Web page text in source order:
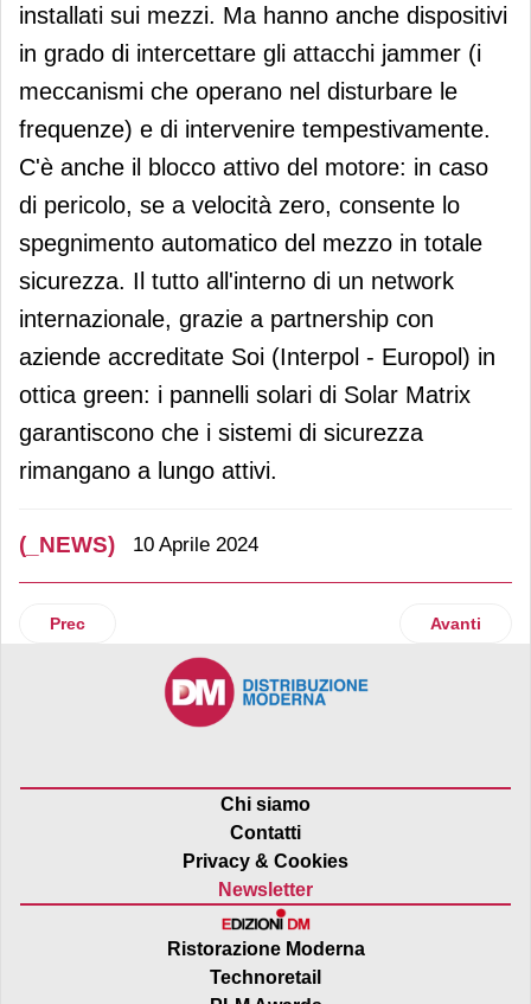
installati sui mezzi. Ma hanno anche dispositivi
in grado di intercettare gli attacchi jammer (i
meccanismi che operano nel disturbare le
frequenze) e di intervenire tempestivamente.
C'è anche il blocco attivo del motore: in caso
di pericolo, se a velocità zero, consente lo
spegnimento automatico del mezzo in totale
sicurezza. Il tutto all'interno di un network
internazionale, grazie a partnership con
aziende accreditate Soi (Interpol - Europol) in
ottica green: i pannelli solari di Solar Matrix
garantiscono che i sistemi di sicurezza
rimangano a lungo attivi.
(_NEWS) 10 Aprile 2024
Articolo precedente: Acqua Sant’Anna inizia un viaggio nel
Prec Articolo
Avanti
Chi siamo
Contatti
Privacy & Cookies
Newsletter
Ristorazione Moderna
Technoretail